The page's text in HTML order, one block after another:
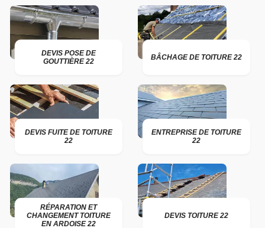
DEVIS POSE DE
GOUTTIÈRE 22
BÂCHAGE DE TOITURE 22
DEVIS FUITE DE TOITURE
22
ENTREPRISE DE TOITURE
22
RÉPARATION ET
CHANGEMENT TOITURE
EN ARDOISE 22
DEVIS TOITURE 22